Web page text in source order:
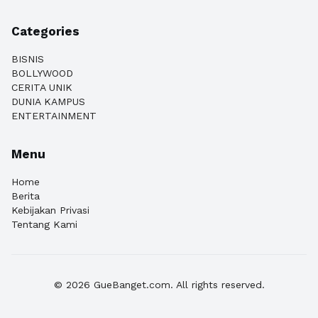
Categories
BISNIS
BOLLYWOOD
CERITA UNIK
DUNIA KAMPUS
ENTERTAINMENT
Menu
Home
Berita
Kebijakan Privasi
Tentang Kami
© 2026 GueBanget.com. All rights reserved.